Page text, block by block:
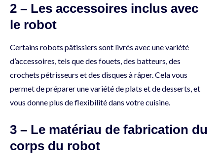
2 – Les accessoires inclus avec
le robot
Certains robots pâtissiers sont livrés avec une variété
d’accessoires, tels que des fouets, des batteurs, des
crochets pétrisseurs et des disques à râper. Cela vous
permet de préparer une variété de plats et de desserts, et
vous donne plus de flexibilité dans votre cuisine.
3 – Le matériau de fabrication du
corps du robot